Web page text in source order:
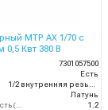
MTP AX 1/70 с
0,5 Квт 380 В
7301057500
Есть
Латунь
1.2